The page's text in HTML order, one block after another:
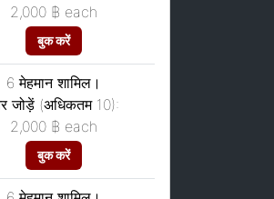
2,000 ฿ each
बुक करें
6 मेहमान शामिल।
जोड़ें (अधिकतम 10):
2,000 ฿ each
बुक करें